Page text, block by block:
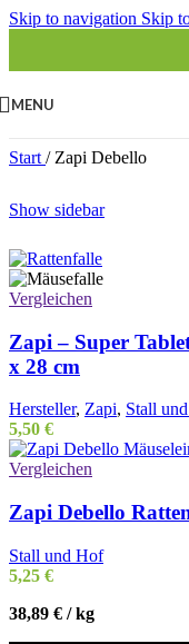
Skip to navigation Skip
MENU
Start / Zapi Debello
Show sidebar
Vergleichen
Zapi – Super
x 28 cm
Hersteller, Zapi, Stall
5,50 €
Vergleichen
Zapi Debello
Stall und Hof
5,25 €
38,89 € /kg